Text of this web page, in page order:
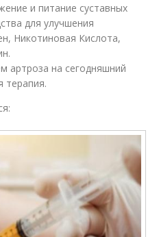
и питание суставных
для улучшения
Никотиновая Кислота,
артроза на сегодняшний
терапия.